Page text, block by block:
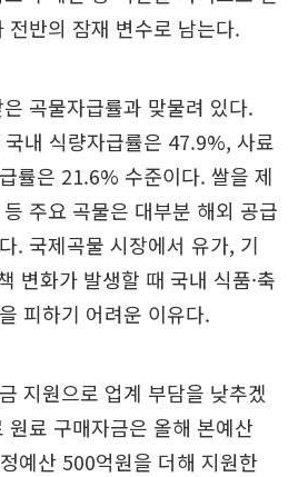
전반의 잠재 변수로 남는다.
곡물자급률과 맞물려 있다.
내 식량자급률은 47.9%, 사료
률은 21.6% 수준이다. 쌀을 제
주요 곡물은 대부분 해외 공급
. 국제곡물 시장에서 유가, 기
변화가 발생할 때 국내 식품·축
피하기 어려운 이유다.
지원으로 업계 부담을 낮추겠
원료 구매자금은 올해 본예산
예산 500억원을 더해 지원한